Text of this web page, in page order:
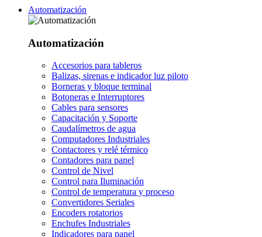
Automatización
Automatización
Accesorios para tableros
Balizas, sirenas e indicador luz piloto
Borneras y bloque terminal
Botoneras e Interruptores
Cables para sensores
Capacitación y Soporte
Caudalímetros de agua
Computadores Industriales
Contactores y relé térmico
Contadores para panel
Control de Nivel
Control para Iluminación
Control de temperatura y proceso
Convertidores Seriales
Encoders rotatorios
Enchufes Industriales
Indicadores para panel